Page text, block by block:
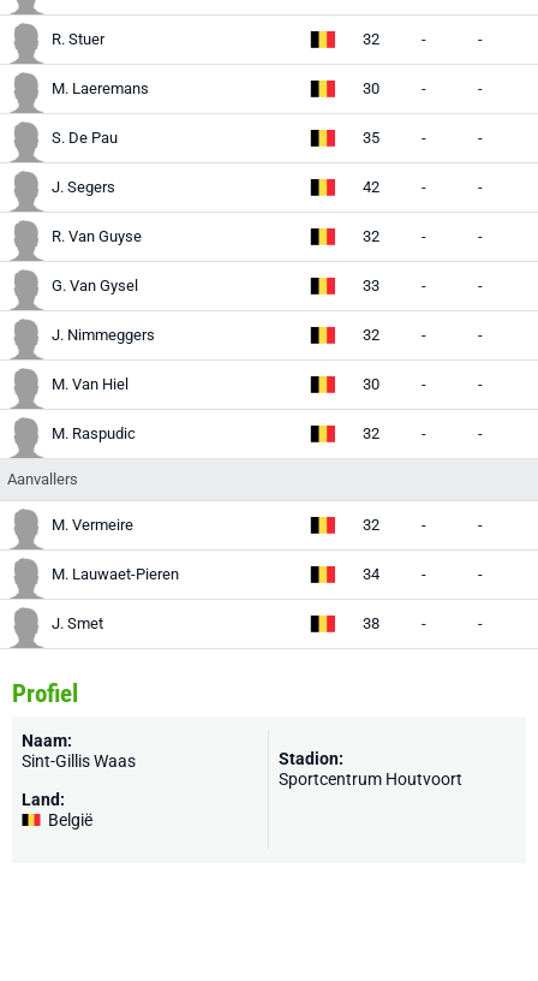
R. Stuer 32 - -
M. Laeremans 30 - -
S. De Pau 35 - -
J. Segers 42 - -
R. Van Guyse 32 - -
G. Van Gysel 33 - -
J. Nimmeggers 32 - -
M. Van Hiel 30 - -
M. Raspudic 32 - -
Aanvallers
M. Vermeire 32 - -
M. Lauwaet-Pieren 34 - -
J. Smet 38 - -
Profiel
Naam:
Sint-Gillis Waas
Land:
België
Stadion:
Sportcentrum Houtvoort